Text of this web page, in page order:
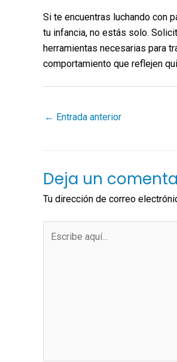
Si te encuentras luchando con
tu infancia, no estás solo.
herramientas necesarias para
comportamiento que reflejen
← Entrada anterior
Deja un
Tu dirección de correo
aquí...